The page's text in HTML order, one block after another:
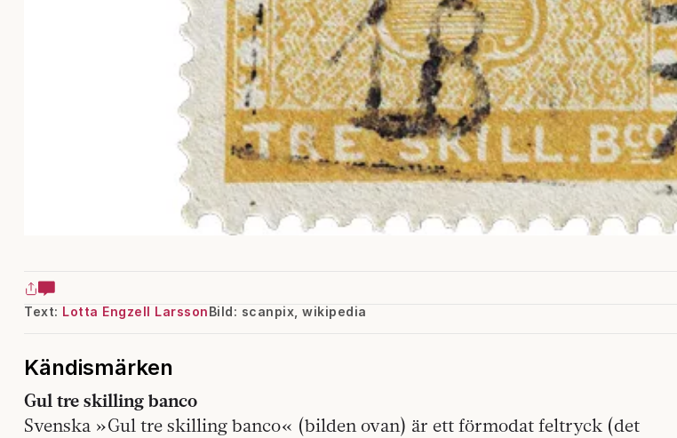
Text: Lotta Engzell LarssonBild: scanpix, wikipedia
Kändismärken
Gul tre skilling banco
Svenska »Gul tre skilling banco« (bilden ovan) är ett förmodat feltryck (det